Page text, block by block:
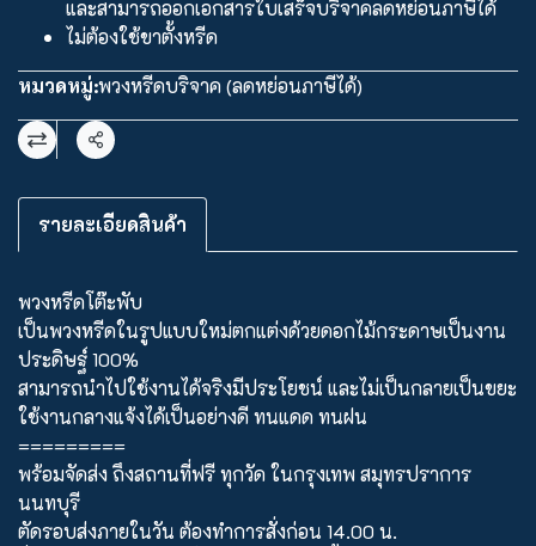
และสามารถออกเอกสารใบเสร็จบริจาคลดหย่อนภาษีได้
ไม่ต้องใช้ขาตั้งหรีด
หมวดหมู่:พวงหรีดบริจาค (ลดหย่อนภาษีได้)
แชร์
รายละเอียดสินค้า
พวงหรีดโต๊ะพับ
เป็นพวงหรีดในรูปแบบใหม่ตกแต่งด้วยดอกไม้กระดาษเป็นงาน
ประดิษฐ์ 100%
สามารถนำไปใช้งานได้จริงมีประโยชน์ และไม่เป็นกลายเป็นขยะ
ใช้งานกลางแจ้งได้เป็นอย่างดี ทนแดด ทนฝน
=========
พร้อมจัดส่ง ถึงสถานที่ฟรี ทุกวัด ในกรุงเทพ สมุทรปราการ
นนทบุรี
ตัดรอบส่งภายในวัน ต้องทำการสั่งก่อน 14.00 น.